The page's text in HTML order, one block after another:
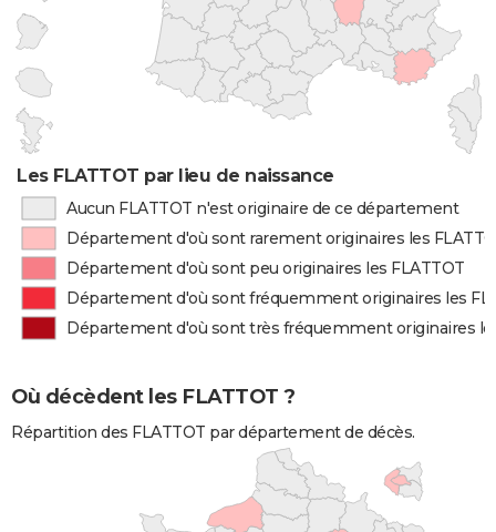
Les FLATTOT par lieu de naissance
Aucun FLATTOT n'est originaire de ce département
Département d'où sont rarement originaires les
Département d'où sont peu originaires les FLATTOT
Département d'où sont fréquemment originaires les
Département d'où sont très fréquemment originaires
Où décèdent les FLATTOT ?
Répartition des FLATTOT par département de décès.